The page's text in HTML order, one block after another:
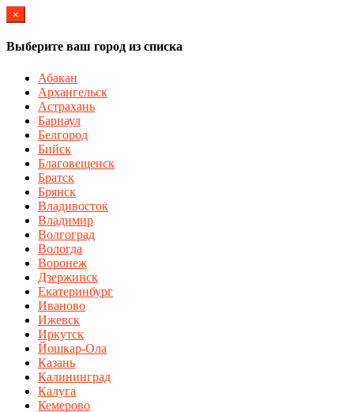
×
Выберите ваш город из списка
Абакан
Архангельск
Астрахань
Барнаул
Белгород
Бийск
Благовещенск
Братск
Брянск
Владивосток
Владимир
Волгоград
Вологда
Воронеж
Дзержинск
Екатеринбург
Иваново
Ижевск
Иркутск
Йошкар-Ола
Казань
Калининград
Калуга
Кемерово